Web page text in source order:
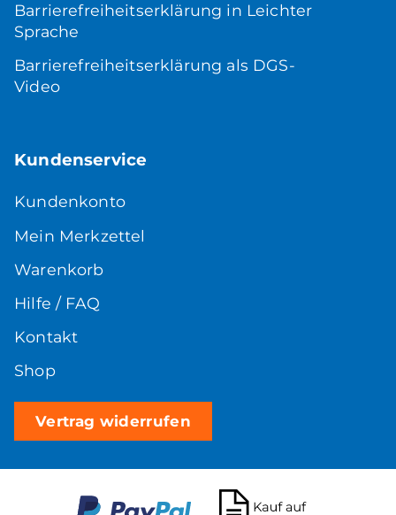
Barrierefreiheitserklärung in Leichter
Sprache
Barrierefreiheitserklärung als DGS-
Video
Kundenservice
Kundenkonto
Mein Merkzettel
Warenkorb
Hilfe / FAQ
Kontakt
Shop
Vertrag widerrufen